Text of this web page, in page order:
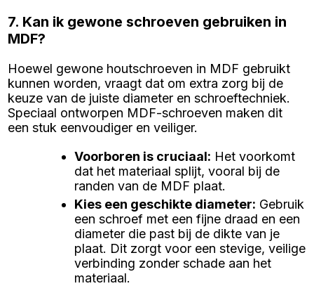
7. Kan ik gewone schroeven gebruiken in
MDF?
Hoewel gewone houtschroeven in MDF gebruikt
kunnen worden, vraagt dat om extra zorg bij de
keuze van de juiste diameter en schroeftechniek.
Speciaal ontworpen MDF-schroeven maken dit
een stuk eenvoudiger en veiliger.
Voorboren is cruciaal: Het voorkomt
dat het materiaal splijt, vooral bij de
randen van de MDF plaat.
Kies een geschikte diameter: Gebruik
een schroef met een fijne draad en een
diameter die past bij de dikte van je
plaat. Dit zorgt voor een stevige, veilige
verbinding zonder schade aan het
materiaal.